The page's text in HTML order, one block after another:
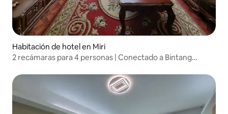
Habitación de hotel en Miri
2 recámaras para 4 personas | Conectado a Bintang